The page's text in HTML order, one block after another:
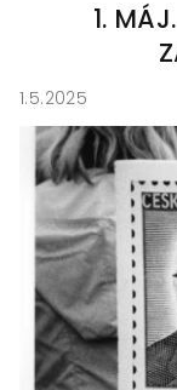
1.
1.5.2025